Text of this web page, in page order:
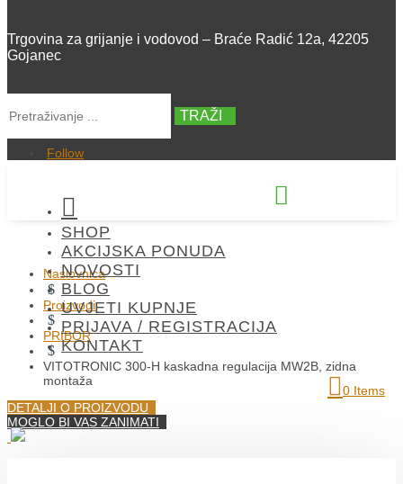
Trgovina za grijanje i vodovod – Braće Radić 12a, 42205
Gojanec
TRAŽI
Follow


SHOP
AKCIJSKA PONUDA
NOVOSTI
BLOG
UVJETI KUPNJE
PRIJAVA / REGISTRACIJA
KONTAKT
0 Items
Naslovnica
$
Proizvodi
$
PRIBOR
$
VITOTRONIC 300-H kaskadna regulacija MW2B, zidna
montaža
DETALJI O PROIZVODU
MOGLO BI VAS ZANIMATI